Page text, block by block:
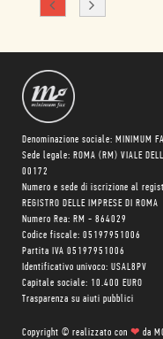
Denominazione sociale: MINIMUM
Sede legale: ROMA (RM) VIALE
00172
Numero e sede di iscrizione al
REGISTRO DELLE IMPRESE DI ROMA
Numero Rea: RM - 864029
Codice fiscale: 05197951006
Partita IVA 05197951006
Identificativo univoco: USAL8PV
Capitale sociale: 10.400 EURO
Trasparenza su aiuti pubblici
Copyright © realizzato con ❤ da